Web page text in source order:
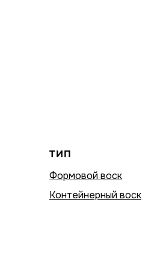
ТИП
Формовой воск
Контейнерный воск